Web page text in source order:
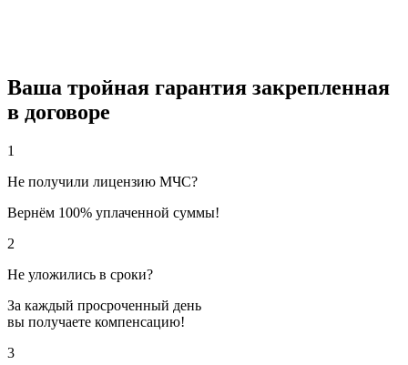
Ваша тройная гарантия закрепленная
в договоре
1
Не получили лицензию МЧС?
Вернём 100% уплаченной суммы!
2
Не уложились в сроки?
За каждый просроченный день
вы получаете компенсацию!
3